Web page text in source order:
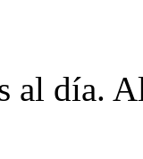
al día.